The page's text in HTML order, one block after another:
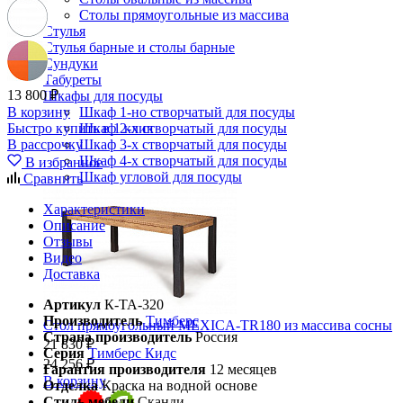
Столы прямоугольные из массива
Стулья
Стулья барные и столы барные
Сундуки
Табуреты
Шкафы для посуды
Шкаф 1-но створчатый для посуды
Шкаф 2-х створчатый для посуды
Шкаф 3-х створчатый для посуды
Шкаф 4-х створчатый для посуды
Шкаф угловой для посуды
Стол прямоугольный MEXICA-TR180 из массива сосны
21 830 ₽
24 256 ₽
В корзину
13 800 ₽
В корзину
Быстро купить в 1 клик
В рассрочку
В избранное
Сравнить
Характеристики
Описание
Отзывы
Видео
Доставка
Артикул К-ТА-320
Производитель Тимберс
Страна производитель Россия
Серия Тимберс Кидс
Гарантия производителя 12 месяцев
Отделка Краска на водной основе